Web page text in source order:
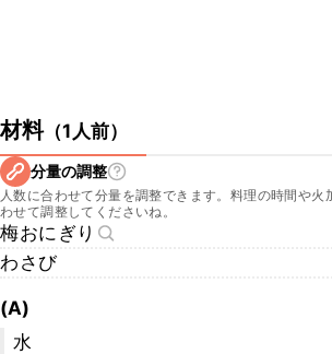
材料（1人前）
分量の調整
人数に合わせて分量を調整できます。料理の時間や火
わせて調整してくださいね。
梅おにぎり
わさび
(A)
水